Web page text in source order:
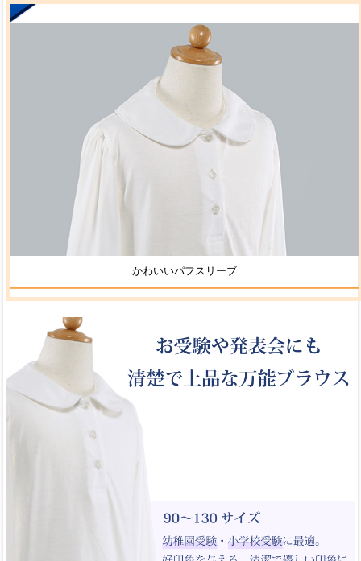
かわいいパフスリーブ